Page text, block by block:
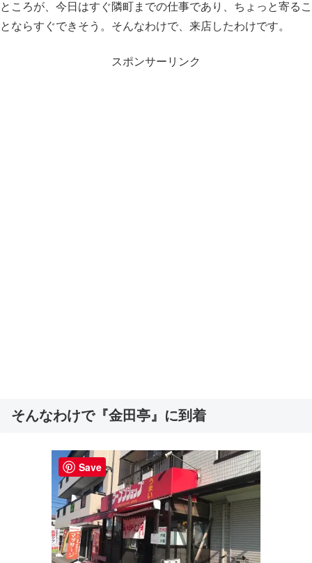
ところが、今日はすぐ隣町までの仕事であり、ちょっと寄るこ
とならすぐできそう。そんなわけで、来店したわけです。
スポンサーリンク
そんなわけで『金田亭』に到着
Save